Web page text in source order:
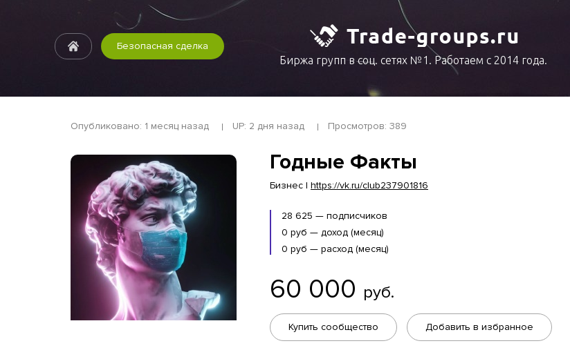
Безопасная сделка
Биржа групп в соц. сетях №1. Работаем с 2014 года.
Опубликовано: 1 месяц назад UP: 2 дня назад Просмотров: 389
Годные Факты
Бизнес | https://vk.ru/club237901816
28 625 — подписчиков
0 руб — доход (месяц)
0 руб — расход (месяц)
60 000 руб.
Купить сообщество Добавить в избранное